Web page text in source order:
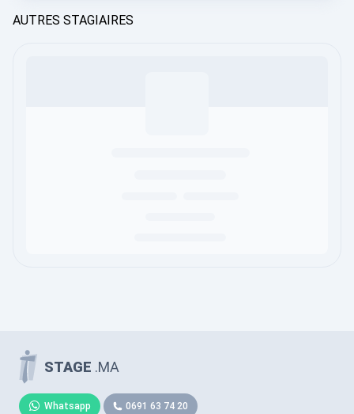
AUTRES STAGIAIRES
STAGE .MA
Whatsapp 0691 63 74 20